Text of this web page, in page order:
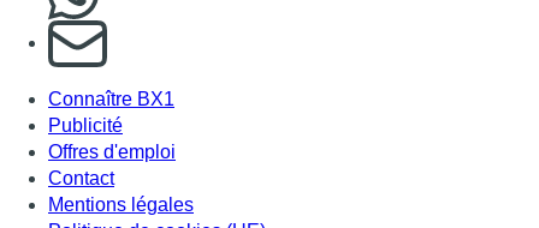
S'abonner à notre newsletter
Connaître BX1
Publicité
Offres d'emploi
Contact
Mentions légales